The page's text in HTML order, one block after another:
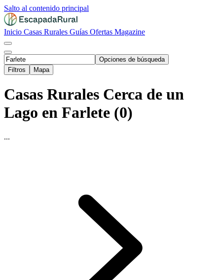
Salto al contenido principal
Inicio Casas Rurales Guías Ofertas Magazine
Opciones de búsqueda
Filtros
Mapa
Casas Rurales Cerca de un
Lago en Farlete (0)
...